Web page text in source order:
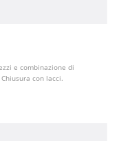
e combinazione di
con lacci.